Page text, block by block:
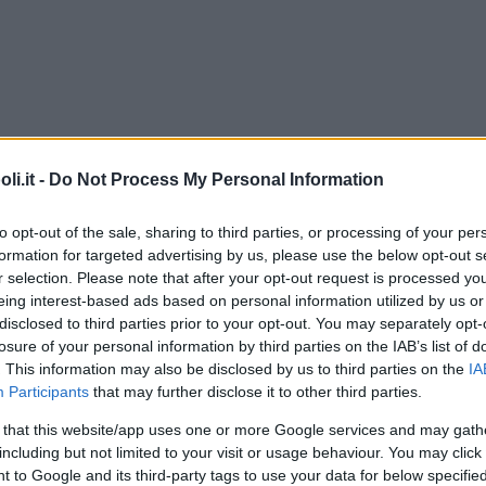
- Do Not Process My Personal Information
opt-out of the sale, sharing to third parties, or processing of your
for targeted advertising by us, please use the below opt-out
selection. Please note that after your opt-out request is processed
interest-based ads based on personal information utilized by us
to third parties prior to your opt-out. You may separately
of your personal information by third parties on the IAB’s list of
This information may also be disclosed by us to third parties on the
Participants that may further disclose it to other third parties.
that this website/app uses one or more Google services and may
but not limited to your visit or usage behaviour. You may
to Google and its third-party tags to use your data for below
zucchero, fate riposare mezz’ora, aggiungete la
a ottenere una crema densa e omogenea.
in modo d’avere un cilindro, svuotatelo della
sbriciolata, alla crema di ricotta.
richiudetelo con la sua cupola e tenete in frigo
ottima per il dopo feste quando in casa vi avanzano i
SHARE